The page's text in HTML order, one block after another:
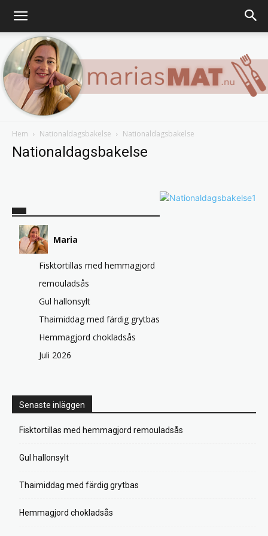
Marias
matblogg
Hem Nationaldagsbakelse Nationaldagsbakelse
Nationaldagsbakelse
Maria
Fisktortillas med hemmagjord
remouladsås
Gul hallonsylt
Thaimiddag med färdig grytbas
Hemmagjord chokladsås
Juli 2026
Senaste inläggen
Fisktortillas med hemmagjord remouladsås
Gul hallonsylt
Thaimiddag med färdig grytbas
Hemmagjord chokladsås